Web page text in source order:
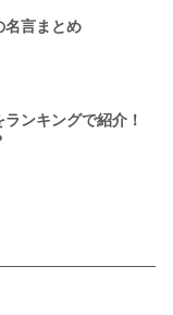
名言まとめ
ンキングで紹介！